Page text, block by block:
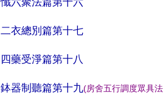
懺六聚法篇第十六
二衣總別篇第十七
四藥受淨篇第十八
鉢器制聽篇第十九(房舍五行調度眾具